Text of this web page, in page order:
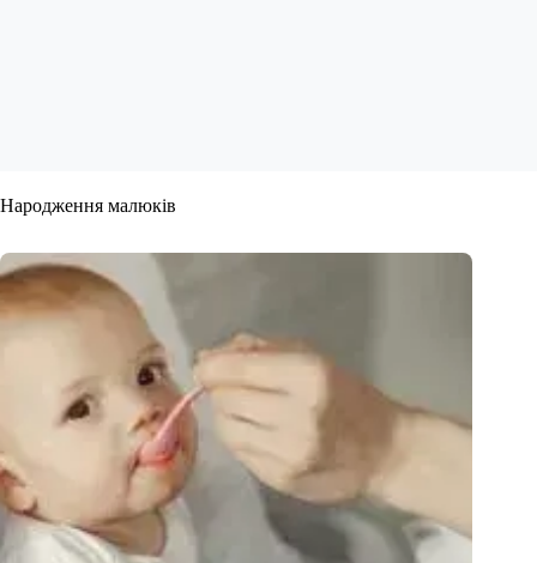
Народження малюків